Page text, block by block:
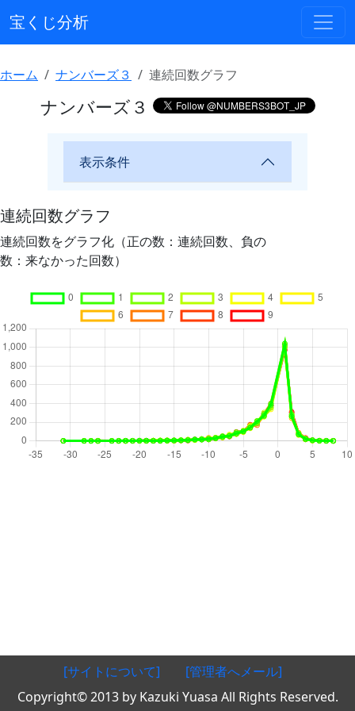
宝くじ分析
ホーム ナンバーズ３ 連続回数グラフ
ナンバーズ３
表示条件
連続回数グラフ
連続回数をグラフ化（正の数：連続回数、負の
数：来なかった回数）
[サイトについて]
[管理者へメール]
Copyright© 2013 by Kazuki Yuasa All Rights Reserved.